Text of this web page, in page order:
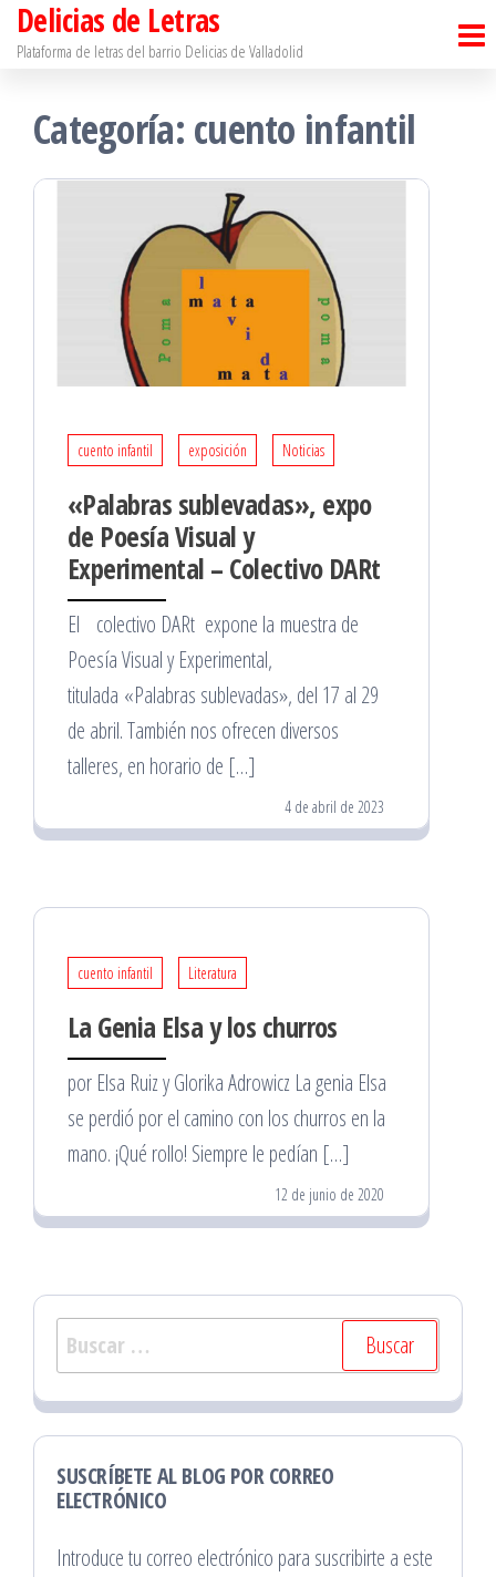
SaltarDelicias de Letras
Plataforma de letras del barrio Delicias de Valladolid
Categoría: cuento infantil
cuento infantil exposición Noticias
«Palabras sublevadas», expo
de Poesía Visual y
Experimental – Colectivo DARt
El colectivo DARt expone la muestra de
Poesía Visual y Experimental,
titulada «Palabras sublevadas», del 17 al 29
de abril. También nos ofrecen diversos
talleres, en horario de […]
4 de abril de 2023
cuento infantil Literatura
La Genia Elsa y los churros
por Elsa Ruiz y Glorika Adrowicz La genia Elsa
se perdió por el camino con los churros en la
mano. ¡Qué rollo! Siempre le pedían […]
12 de junio de 2020
Buscar:
SUSCRÍBETE AL BLOG POR CORREO
ELECTRÓNICO
Introduce tu correo electrónico para suscribirte a este